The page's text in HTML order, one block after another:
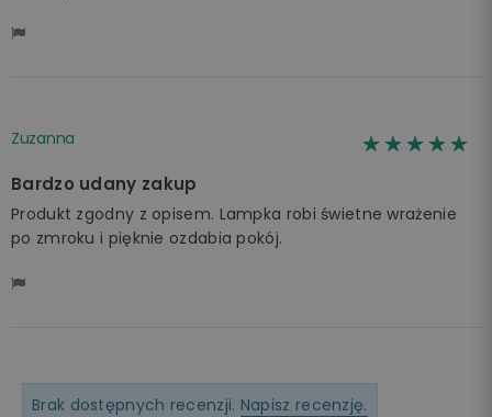
Zuzanna ☆☆☆☆☆
★★★★★
Bardzo udany zakup
Produkt zgodny z opisem. Lampka robi świetne wrażenie
po zmroku i pięknie ozdabia pokój.
Brak dostępnych recenzji. Napisz recenzję.